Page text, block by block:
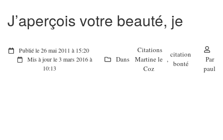
J’aperçois votre beauté, je
Publié le 26 mai 2011 à 15:20
Mis à jour le 3 mars 2016 à
10:13
Dans
Citations
Martine le
Coz
,
citation
bonté
Par
paul